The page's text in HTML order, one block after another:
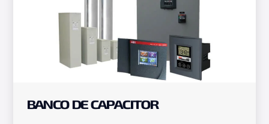
BANCO DE CAPACITOR